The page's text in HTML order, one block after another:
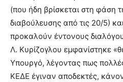
(που ήδη βρίσκεται στη φάση
διαβούλευσης από τις 20/5)
προκαλούν έντονους
Λ. Κυρίζογλου εμφανίστηκε
Υπουργό, λέγοντας πως
ΚΕΔΕ έγιναν αποδεκτές,